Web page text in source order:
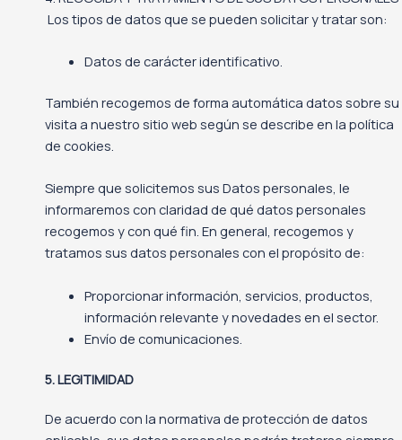
Los tipos de datos que se pueden solicitar y tratar son:
Datos de carácter identificativo.
También recogemos de forma automática datos sobre su
visita a nuestro sitio web según se describe en la política
de cookies.
Siempre que solicitemos sus Datos personales, le
informaremos con claridad de qué datos personales
recogemos y con qué fin. En general, recogemos y
tratamos sus datos personales con el propósito de:
Proporcionar información, servicios, productos,
información relevante y novedades en el sector.
Envío de comunicaciones.
5. LEGITIMIDAD
De acuerdo con la normativa de protección de datos